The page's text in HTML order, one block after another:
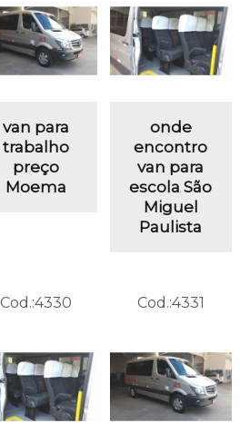
van para
trabalho
preço
Moema
onde
encontro
van para
escola São
Miguel
Paulista
Cod.:4330 Cod.:4331